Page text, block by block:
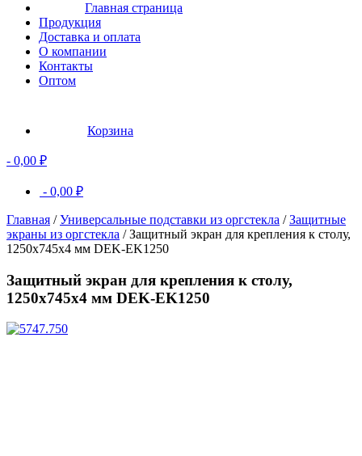
Главная страница
Продукция
Доставка и оплата
О компании
Контакты
Оптом
Корзина
- 0,00 ₽
- 0,00 ₽
Главная /Универсальные подставки из оргстекла /Защитные
экраны из оргстекла / Защитный экран для крепления к столу,
1250х745х4 мм DEK-EK1250
Защитный экран для крепления к столу,
1250х745х4 мм DEK-EK1250